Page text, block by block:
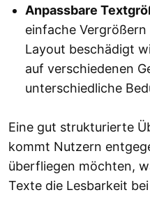
Anpassbare
einfache
Layout beschädigt
auf verschiedenen
unterschiedliche
Eine gut strukturierte
kommt Nutzern
überfliegen möchten,
Texte die Lesbarkeit